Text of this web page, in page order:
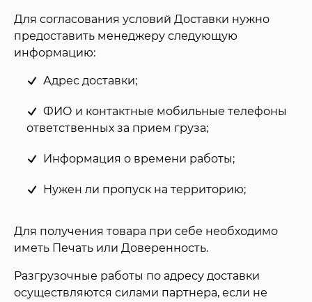
Для согласования условий Доставки нужно
предоставить менеджеру следующую
информацию:
Адрес доставки;
ФИО и контактные мобильные телефоны
ответственных за прием груза;
Информация о времени работы;
Нужен ли пропуск на территорию;
Для получения товара при себе необходимо
иметь Печать или Доверенность.
Разгрузочные работы по адресу доставки
осуществляются силами партнера, если не